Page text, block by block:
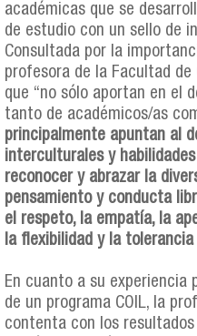
académicas que se
de estudio con un sello de
Consultada por la
profesora de la Facultad
que “no sólo aportan en el
tanto de académicos/as
principalmente apuntan al
interculturales y
reconocer y abrazar la
pensamiento y conducta
el respeto, la empatía, la
la flexibilidad y la
En cuanto a su experiencia
de un programa COIL, la
contenta con los